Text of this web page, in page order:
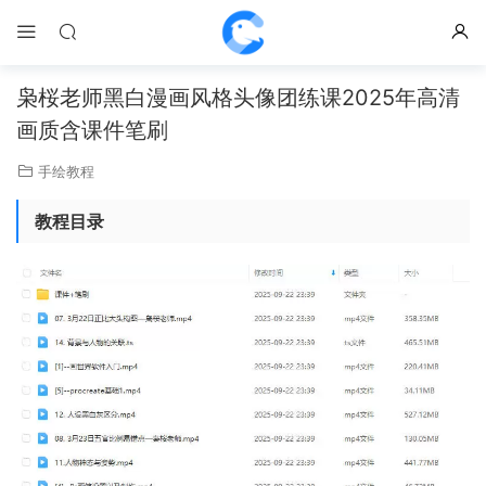
枭桜老师黑白漫画风格头像团练课2025年高清
画质含课件笔刷
手绘教程
教程目录